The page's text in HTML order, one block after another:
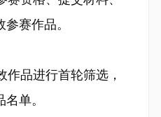
赛作品。
品进行首轮筛选，
单。